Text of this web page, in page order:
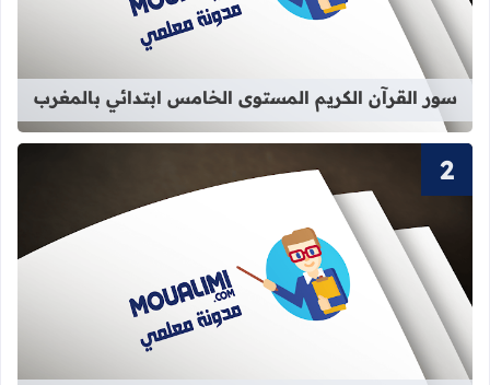
سور القرآن الكريم المستوى الخامس ابتدائي بالمغرب
قراءة المزيد عن سور القرآن